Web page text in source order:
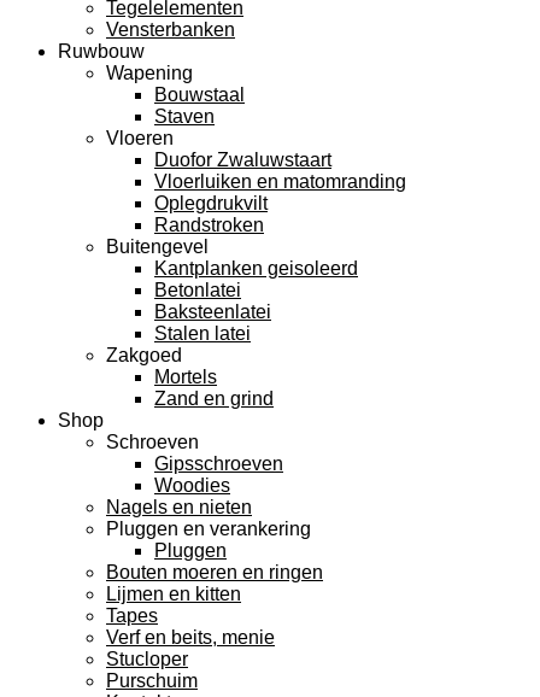
Tegelelementen
Vensterbanken
Ruwbouw
Wapening
Bouwstaal
Staven
Vloeren
Duofor Zwaluwstaart
Vloerluiken en matomranding
Oplegdrukvilt
Randstroken
Buitengevel
Kantplanken geisoleerd
Betonlatei
Baksteenlatei
Stalen latei
Zakgoed
Mortels
Zand en grind
Shop
Schroeven
Gipsschroeven
Woodies
Nagels en nieten
Pluggen en verankering
Pluggen
Bouten moeren en ringen
Lijmen en kitten
Tapes
Verf en beits, menie
Stucloper
Purschuim